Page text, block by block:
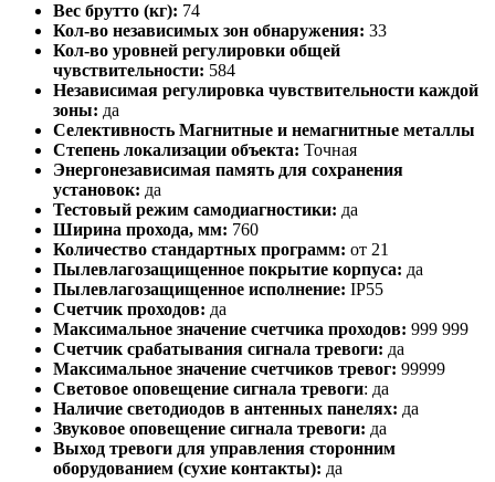
Вес брутто (кг): 74
Кол-во независимых зон обнаружения: 33
Кол-во уровней регулировки общей
чувствительности: 584
Независимая регулировка чувствительности каждой
зоны: да
Селективность Магнитные и немагнитные металлы
Степень локализации объекта: Точная
Энергонезависимая память для сохранения
установок: да
Тестовый режим самодиагностики: да
Ширина прохода, мм: 760
Количество стандартных программ: от 21
Пылевлагозащищенное покрытие корпуса: да
Пылевлагозащищенное исполнение: IP55
Счетчик проходов: да
Максимальное значение счетчика проходов: 999 999
Счетчик срабатывания сигнала тревоги: да
Максимальное значение счетчиков тревог: 99999
Световое оповещение сигнала тревоги: да
Наличие светодиодов в антенных панелях: да
Звуковое оповещение сигнала тревоги: да
Выход тревоги для управления сторонним
оборудованием (сухие контакты): да